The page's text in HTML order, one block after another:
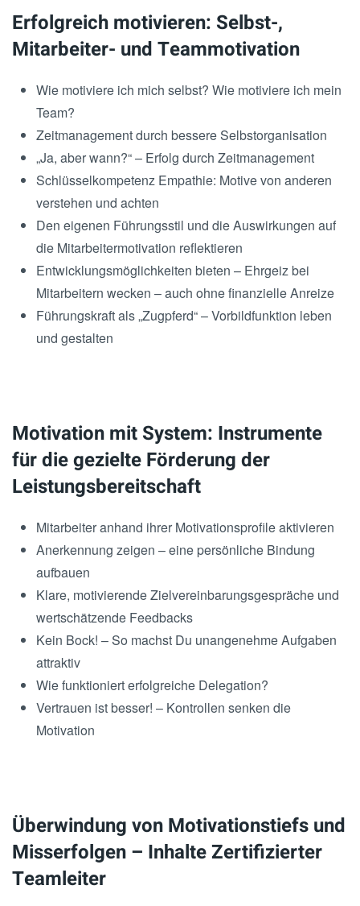
Erfolgreich motivieren: Selbst-,
Mitarbeiter- und Teammotivation
Wie motiviere ich mich selbst? Wie motiviere ich mein
Team?
Zeitmanagement durch bessere Selbstorganisation
„Ja, aber wann?“ – Erfolg durch Zeitmanagement
Schlüsselkompetenz Empathie: Motive von anderen
verstehen und achten
Den eigenen Führungsstil und die Auswirkungen auf
die Mitarbeitermotivation reflektieren
Entwicklungsmöglichkeiten bieten – Ehrgeiz bei
Mitarbeitern wecken – auch ohne finanzielle Anreize
Führungskraft als „Zugpferd“ – Vorbildfunktion leben
und gestalten
Motivation mit System: Instrumente
für die gezielte Förderung der
Leistungsbereitschaft
Mitarbeiter anhand ihrer Motivationsprofile aktivieren
Anerkennung zeigen – eine persönliche Bindung
aufbauen
Klare, motivierende Zielvereinbarungsgespräche und
wertschätzende Feedbacks
Kein Bock! – So machst Du unangenehme Aufgaben
attraktiv
Wie funktioniert erfolgreiche Delegation?
Vertrauen ist besser! – Kontrollen senken die
Motivation
Überwindung von Motivationstiefs und
Misserfolgen – Inhalte Zertifizierter
Teamleiter